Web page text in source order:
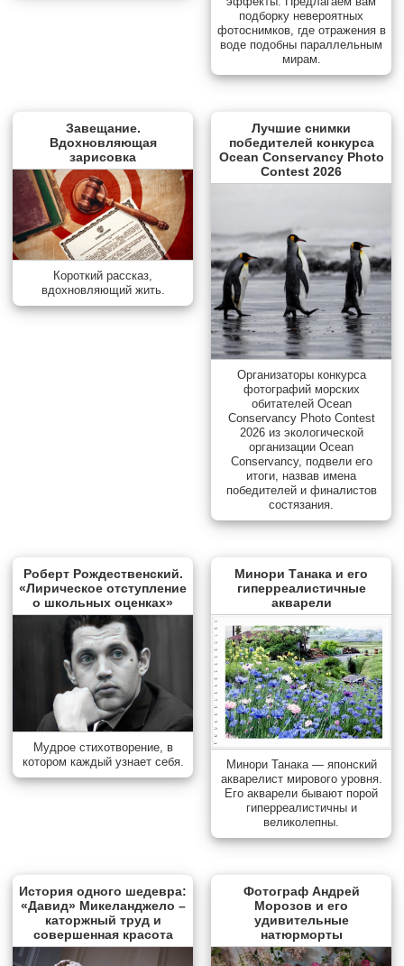
подборку невероятных
фотоснимков, где отражения в
воде подобны параллельным
мирам.
Завещание.
Вдохновляющая
зарисовка
Короткий рассказ,
вдохновляющий жить.
Лучшие снимки
победителей конкурса
Ocean Conservancy Photo
Contest 2026
Организаторы конкурса
фотографий морских
обитателей Ocean
Conservancy Photo Contest
2026 из экологической
организации Ocean
Conservancy, подвели его
итоги, назвав имена
победителей и финалистов
состязания.
Роберт Рождественский.
«Лирическое отступление
о школьных оценках»
Мудрое стихотворение, в
котором каждый узнает себя.
Минори Танака и его
гиперреалистичные
акварели
Минори Танака — японский
акварелист мирового уровня.
Его акварели бывают порой
гиперреалистичны и
великолепны.
История одного шедевра:
«Давид» Микеланджело –
каторжный труд и
совершенная красота
Фотограф Андрей
Морозов и его
удивительные
натюрморты